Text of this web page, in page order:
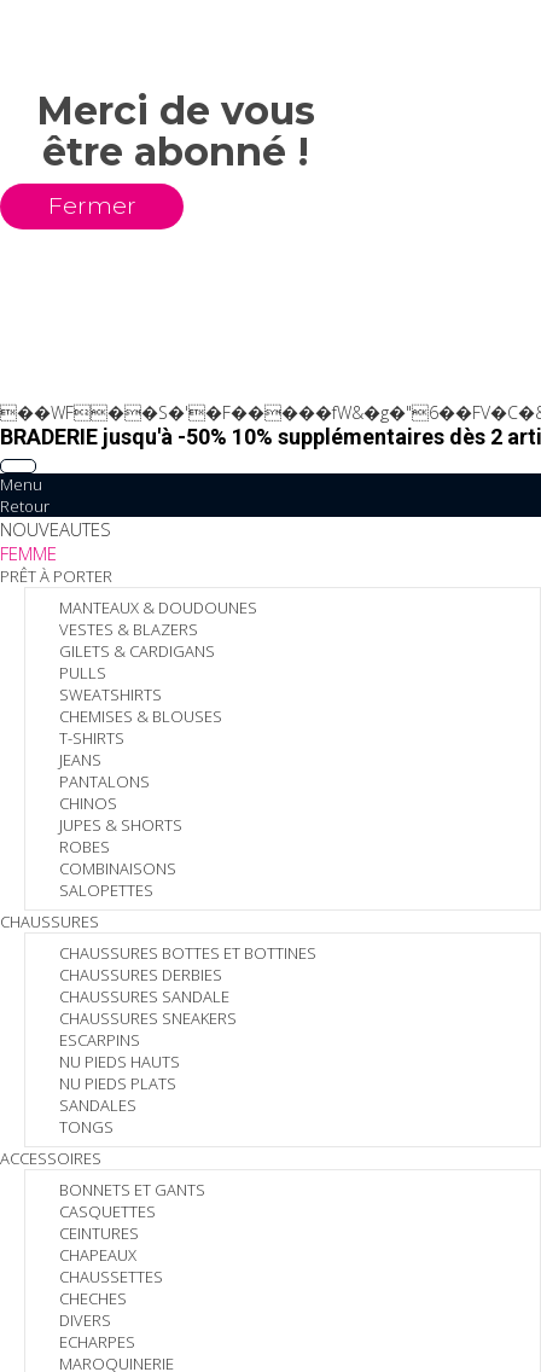
Merci de vous
être abonné !
Fermer
BRADERIE jusqu'à -50% 10% supplémentaires dès 2
Menu
Retour
NOUVEAUTES
FEMME
PRÊT À PORTER
MANTEAUX & DOUDOUNES
VESTES & BLAZERS
GILETS & CARDIGANS
PULLS
SWEATSHIRTS
CHEMISES & BLOUSES
T-SHIRTS
JEANS
PANTALONS
CHINOS
JUPES & SHORTS
ROBES
COMBINAISONS
SALOPETTES
CHAUSSURES
CHAUSSURES BOTTES ET BOTTINES
CHAUSSURES DERBIES
CHAUSSURES SANDALE
CHAUSSURES SNEAKERS
ESCARPINS
NU PIEDS HAUTS
NU PIEDS PLATS
SANDALES
TONGS
ACCESSOIRES
BONNETS ET GANTS
CASQUETTES
CEINTURES
CHAPEAUX
CHAUSSETTES
CHECHES
DIVERS
ECHARPES
MAROQUINERIE